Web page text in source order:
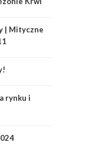
| Mityczne
rynku i